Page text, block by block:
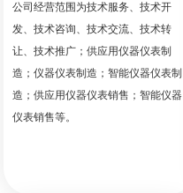
公司经营范围为技术服务、技术开
发、技术咨询、技术交流、技术转
让、技术推广；供应用仪器仪表制
造；仪器仪表制造；智能仪器仪表制
造；供应用仪器仪表销售；智能仪器
仪表销售等。